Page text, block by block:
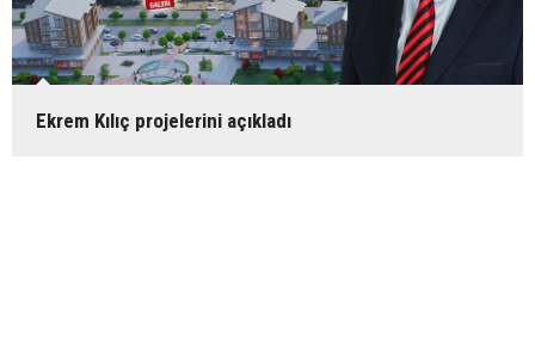
Ekrem Kılıç projelerini açıkladı